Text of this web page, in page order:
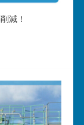
減！